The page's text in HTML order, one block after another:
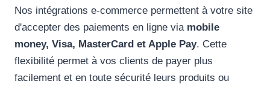
Nos intégrations e-commerce permettent à votre site
d'accepter des paiements en ligne via mobile
money, Visa, MasterCard et Apple Pay. Cette
flexibilité permet à vos clients de payer plus
facilement et en toute sécurité leurs produits ou